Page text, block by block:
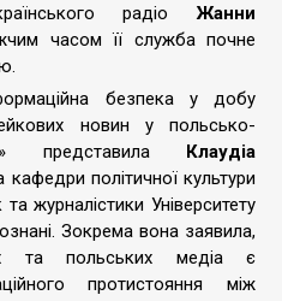
радіоЖанни
часом її служба почне
безпека у добу
новин у польсько-
представила Клаудіа
кафедри політичної культури
журналістики Університету
Зокрема вона заявила,
та польських медіа є
протистояння між